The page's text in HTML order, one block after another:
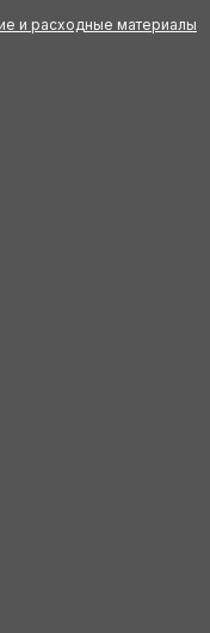
и расходные материалы